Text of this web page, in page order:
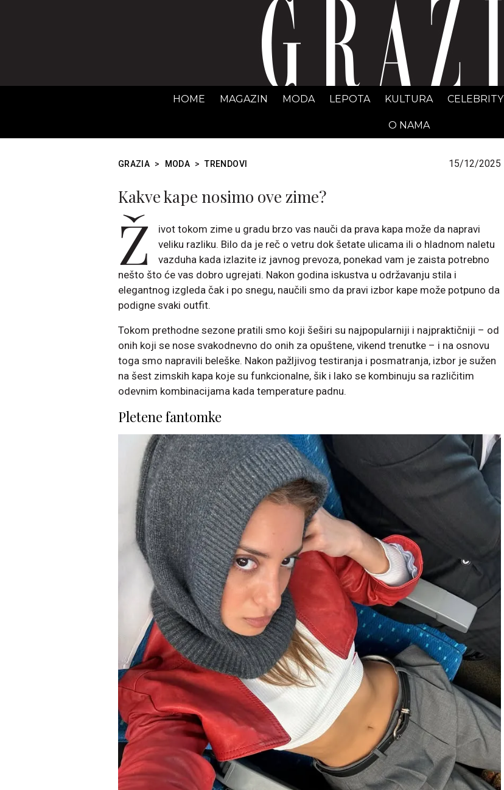
GRAZIA Srbija
HOME MAGAZIN MODA LEPOTA KULTURA CELEBRITY
O NAMA
GRAZIA > MODA > TRENDOVI 15/12/2025
Kakve kape nosimo ove zime?
Ž
ivot tokom zime u gradu brzo vas nauči da prava kapa može da napravi
veliku razliku. Bilo da je reč o vetru dok šetate ulicama ili o hladnom naletu
vazduha kada izlazite iz javnog prevoza, ponekad vam je zaista potrebno
nešto što će vas dobro ugrejati. Nakon godina iskustva u održavanju stila i
elegantnog izgleda čak i po snegu, naučili smo da pravi izbor kape može potpuno da
podigne svaki outfit.
Tokom prethodne sezone pratili smo koji šeširi su najpopularniji i najpraktičniji – od
onih koji se nose svakodnevno do onih za opuštene, vikend trenutke – i na osnovu
toga smo napravili beleške. Nakon pažljivog testiranja i posmatranja, izbor je sužen
na šest zimskih kapa koje su funkcionalne, šik i lako se kombinuju sa različitim
odevnim kombinacijama kada temperature padnu.
Pletene fantomke